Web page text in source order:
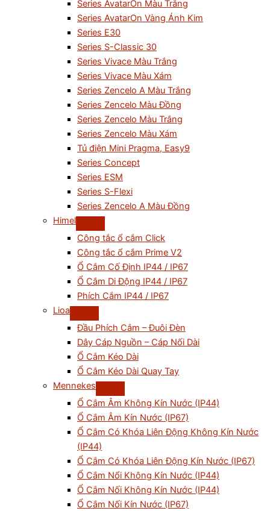
Series AvatarOn Màu Trắng
Series AvatarOn Vàng Ánh Kim
Series E30
Series S-Classic 30
Series Vivace Màu Trắng
Series Vivace Màu Xám
Series Zencelo A Màu Trắng
Series Zencelo Màu Đồng
Series Zencelo Màu Trắng
Series Zencelo Màu Xám
Tủ điện Mini Pragma, Easy9
Series Concept
Series ESM
Series S-Flexi
Series Zencelo A Màu Đồng
Himel
Công tắc ổ cắm Click
Công tắc ổ cắm Prime V2
Ổ Cắm Cố Định IP44 / IP67
Ổ Cắm Di Động IP44 / IP67
Phích Cắm IP44 / IP67
Lioa
Đầu Phích Cắm – Đuôi Đèn
Dây Cáp Nguồn – Cáp Nối Dài
Ổ Cắm Kéo Dài
Ổ Cắm Kéo Dài Quay Tay
Mennekes
Ổ Cắm Âm Không Kín Nước (IP44)
Ổ Cắm Âm Kín Nước (IP67)
Ổ Cắm Có Khóa Liên Động Không Kín Nước
(IP44)
Ổ Cắm Có Khóa Liên Động Kín Nước (IP67)
Ổ Cắm Nổi Không Kín Nước (IP44)
Ổ Cắm Nối Không Kín Nước (IP44)
Ổ Cắm Nối Kín Nước (IP67)